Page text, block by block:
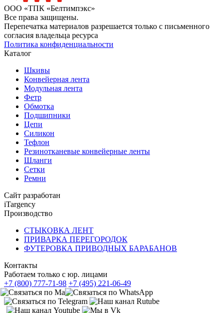
ООО «ТПК «Белтимпэкс»
Все права защищены.
Перепечатка материалов разрешается только с письменного
согласия владельца ресурса
Политика конфиденциальности
Каталог
Шкивы
Конвейерная лента
Модульная лента
Фетр
Обмотка
Подшипники
Цепи
Силикон
Тефлон
Резинотканевые конвейерные ленты
Шланги
Сетки
Ремни
Сайт разработан
iTargency
Производство
СТЫКОВКА ЛЕНТ
ПРИВАРКА ПЕРЕГОРОДОК
ФУТЕРОВКА ПРИВОДНЫХ БАРАБАНОВ
Контакты
Работаем только с юр. лицами
+7 (800) 777-71-98 +7 (495) 221-06-49